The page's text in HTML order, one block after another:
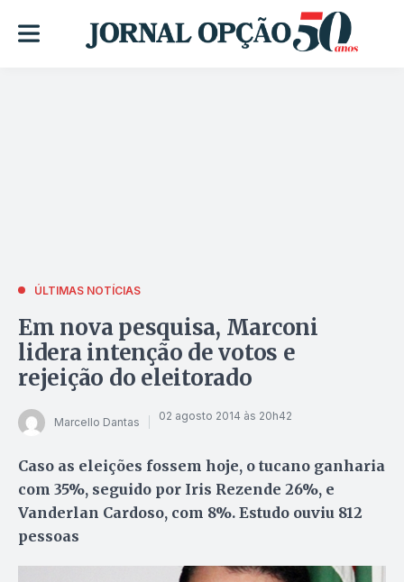
ÚLTIMAS NOTÍCIAS
Em nova pesquisa, Marconi
lidera intenção de votos e
rejeição do eleitorado
Marcello Dantas 02 agosto 2014 às 20h42
Caso as eleições fossem hoje, o tucano ganharia
com 35%, seguido por Iris Rezende 26%, e
Vanderlan Cardoso, com 8%. Estudo ouviu 812
pessoas